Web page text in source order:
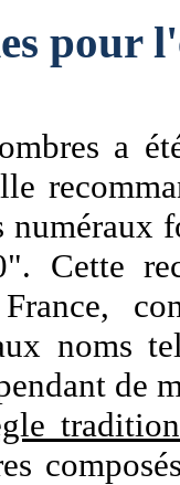
pour
a
Cette
noms
de